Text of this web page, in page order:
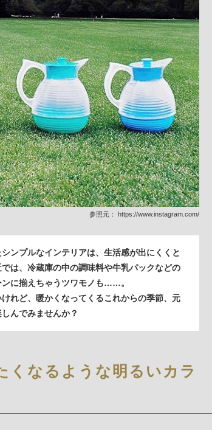
参照元： https://www.instagram.com/
ンプルなインテリアは、生活感が出にくくと
は、冷蔵庫の中の調味料や牛乳パックなどの
に揃えちゃうツワモノも……。
れど、暖かくなってくるこれからの季節、元
んでみませんか？
くなるような明るいカラ